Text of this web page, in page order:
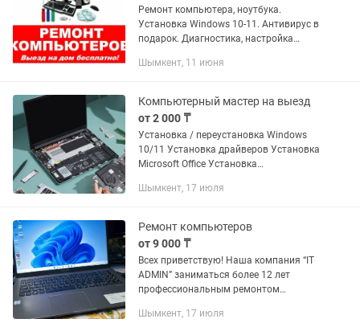
Ремонт компьютера, ноутбука.
Установка Windows 10-11. Антивирус в
подарок. Диагностика, настройка
Устранение перегрева, чистка от пыли,
Шымкент, 11 июня
Компьютерный мастер на выезд
от 2 000 ₸
Установка / переустановка Windows
10/11 Установка драйверов Установка
Microsoft Office Установка
Zoom, PDF, архиватор и т.д.) Антивирус
Шымкент, 17 июля
Ремонт компьютеров
от 9 000 ₸
Всех приветствую! Наша компания “IT
ADMIN” заниматься более 12 лет
профессиональным ремонтом
настройка программ любого сегмента!
Шымкент, 17 июля